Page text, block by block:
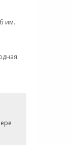
им.